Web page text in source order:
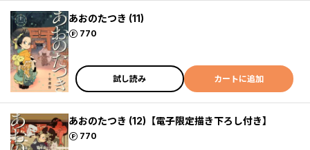
あおのたつき (11)
770
ポイント
試し読み カートに追加
あおのたつき (12)【電子限定描き下ろし付き】
770
ポイント